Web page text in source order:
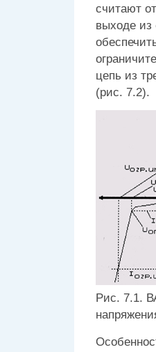
считают
выходе
цепь из
(рис. 7.2).
Рис. 7.1.